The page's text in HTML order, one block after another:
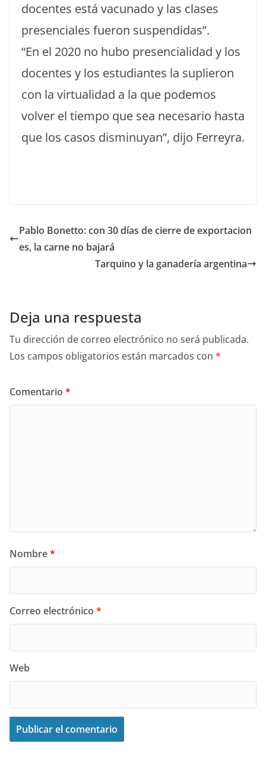
docentes está vacunado y las clases
presenciales fueron suspendidas”.
“En el 2020 no hubo presencialidad y los
docentes y los estudiantes la suplieron
con la virtualidad a la que podemos
volver el tiempo que sea necesario hasta
que los casos disminuyan”, dijo Ferreyra.
Pablo Bonetto: con 30 días de cierre de exportacion
es, la carne no bajará
Tarquino y la ganadería argentina
Deja una respuesta
Tu dirección de correo electrónico no será publicada.
Los campos obligatorios están marcados con *
Comentario *
Nombre*
Correo electrónico *
Web